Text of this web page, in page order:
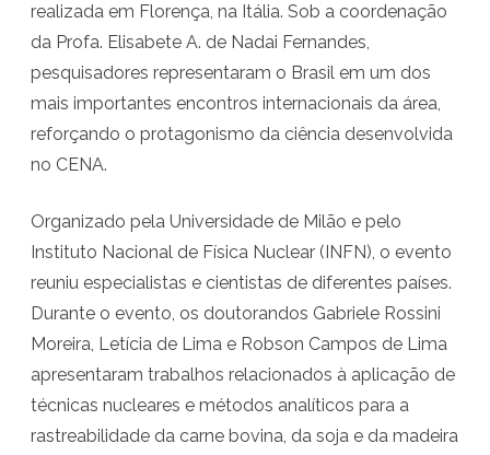
o
j
e
R
a
t
r
e
realizada em Florença, na Itália. Sob a coordenação
da Profa. Elisabete A. de Nadai Fernandes,
pesquisadores representaram o Brasil em um dos
mais importantes encontros internacionais da área,
reforçando o protagonismo da ciência desenvolvida
no CENA.
Organizado pela Universidade de Milão e pelo
Instituto Nacional de Física Nuclear (INFN), o evento
reuniu especialistas e cientistas de diferentes países.
Durante o evento, os doutorandos Gabriele Rossini
Moreira, Letícia de Lima e Robson Campos de Lima
apresentaram trabalhos relacionados à aplicação de
técnicas nucleares e métodos analíticos para a
rastreabilidade da carne bovina, da soja e da madeira